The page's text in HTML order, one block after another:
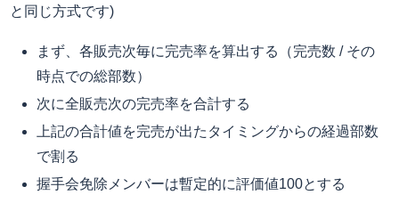
と同じ方式です)
まず、各販売次毎に完売率を算出する（完売数 / その
時点での総部数）
次に全販売次の完売率を合計する
上記の合計値を完売が出たタイミングからの経過部数
で割る
握手会免除メンバーは暫定的に評価値100とする